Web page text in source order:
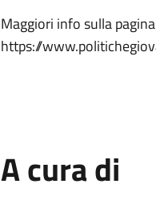
Maggiori info sulla pagina
https://
A cura di